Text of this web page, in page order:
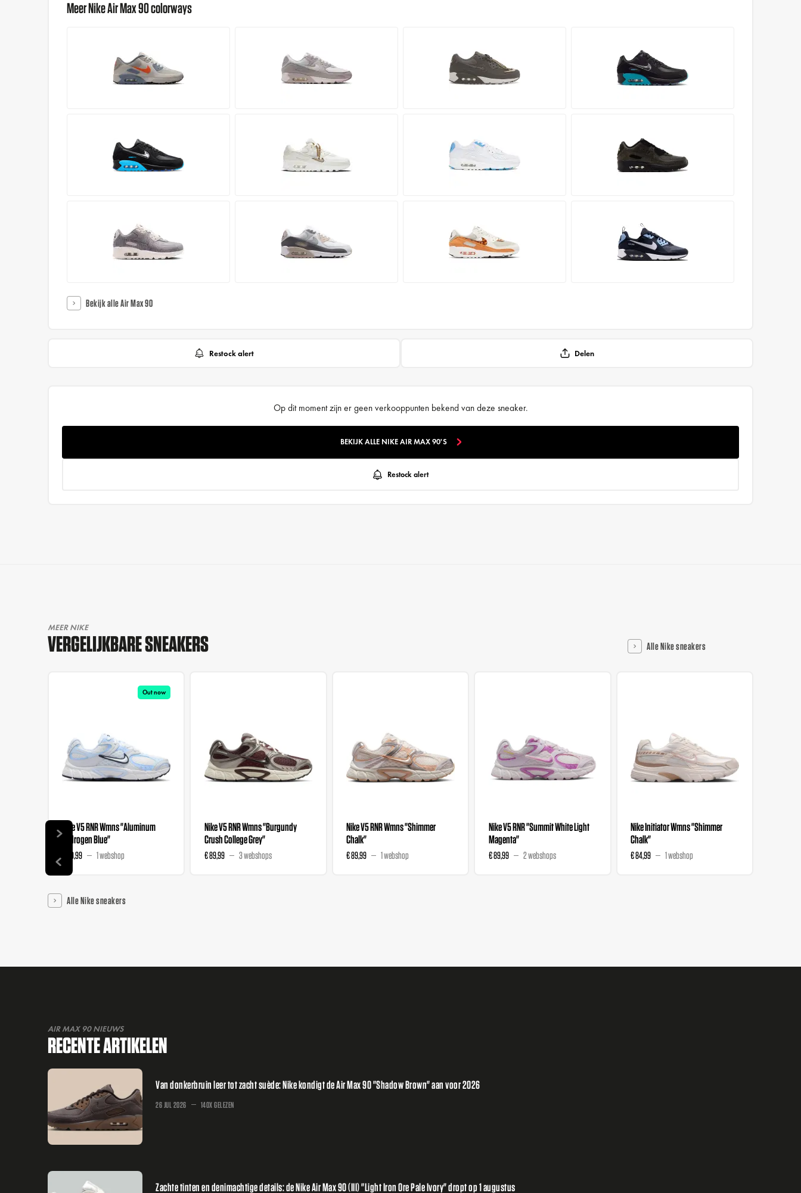
Meer Nike Air Max 90 colorways
Bekijk alle Air Max 90
Restock alert Delen
Op dit moment zijn er geen verkooppunten bekend van deze sneaker.
BEKIJK ALLE NIKE AIR MAX 90'S
Restock alert
MEER NIKE
VERGELIJKBARE SNEAKERS Alle Nike sneakers
Out now
Nike V5 RNR Wmns "Aluminum
Hydrogen Blue"
€ 89,99 1 webshop
Nike V5 RNR Wmns "Burgundy
Crush College Grey"
€ 89,99 3 webshops
Nike V5 RNR Wmns "Shimmer
Chalk"
€ 89,99 1 webshop
Nike V5 RNR "Summit White Light
Magenta"
€ 89,99 2 webshops
Nike Initiator Wmns "Shimmer
Chalk"
€ 84,99 1 webshop
Alle Nike sneakers
AIR MAX 90 NIEUWS
RECENTE ARTIKELEN
Van donkerbruin leer tot zacht suède: Nike kondigt de Air Max 90 "Shadow Brown" aan voor 2026
26 JUL 2026 140X GELEZEN
Zachte tinten en denimachtige details: de Nike Air Max 90 (III) "Light Iron Ore Pale Ivory" dropt op 1 augustus